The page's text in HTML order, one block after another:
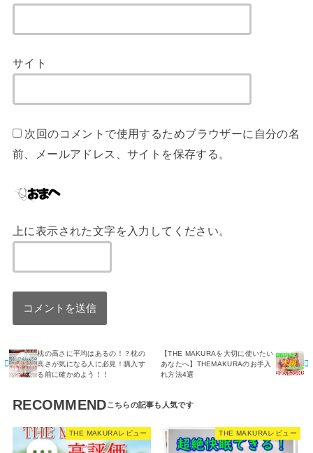
サイト
次回のコメントで使用するためブラウザーに自分の名
前、メールアドレス、サイトを保存する。
上に表示された文字を入力してください。
枕の高さに平均はあるの！？枕の
高さが気になる人に必見！購入す
る前に確かめよう！！
【THE MAKURAを大切に使いたい
あなたへ】THEMAKURAのお手入
れ方法4選
RECOMMEND
THE MAKURAレビュー THE MAKURAレビュー